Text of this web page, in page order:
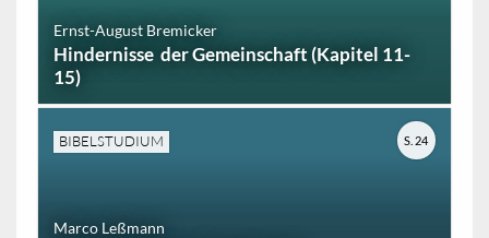
Ernst-August Bremicker
Hindernisse der Gemeinschaft (Kapitel 11-
15)
BIBELSTUDIUM
Marco Leßmann
S. 24